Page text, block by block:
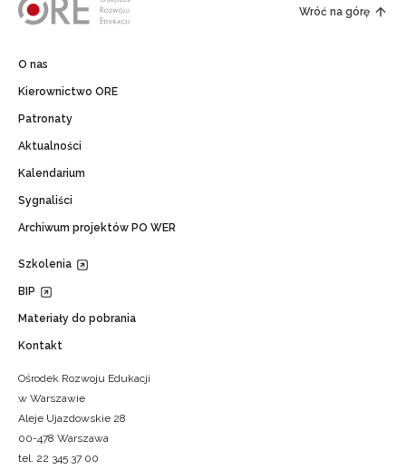
Wróć na górę
O nas
Kierownictwo ORE
Patronaty
Aktualności
Kalendarium
Sygnaliści
Archiwum projektów PO WER
Szkolenia
BIP
Materiały do pobrania
Kontakt
Ośrodek Rozwoju Edukacji
w Warszawie
Aleje Ujazdowskie 28
00-478 Warszawa
tel. 22 345 37 00